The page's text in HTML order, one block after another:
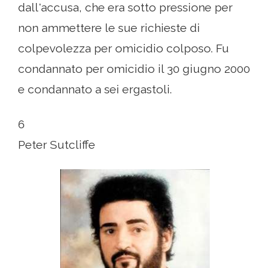
dall'accusa, che era sotto pressione per
non ammettere le sue richieste di
colpevolezza per omicidio colposo. Fu
condannato per omicidio il 30 giugno 2000
e condannato a sei ergastoli.
6
Peter Sutcliffe